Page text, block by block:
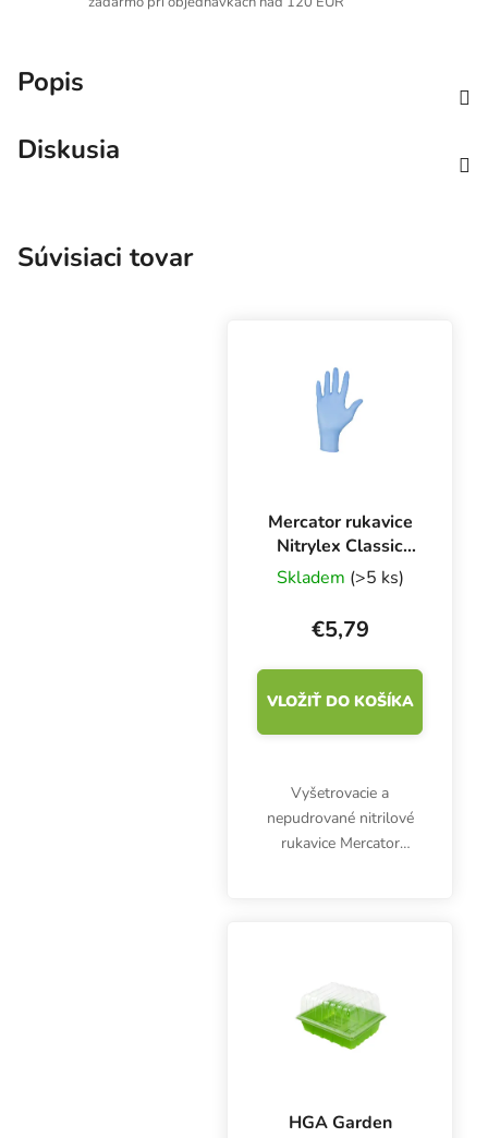
Popis
Diskusia
Súvisiaci tovar
Mercator rukavice
Nitrylex Classic
BLUE XL, 100 ks
Skladem (>5 ks)
€5,79
VLOŽIŤ DO KOŠÍKA
Vyšetrovacie a
nepudrované nitrilové
rukavice Mercator
ochranné prostriedky...
HGA Garden